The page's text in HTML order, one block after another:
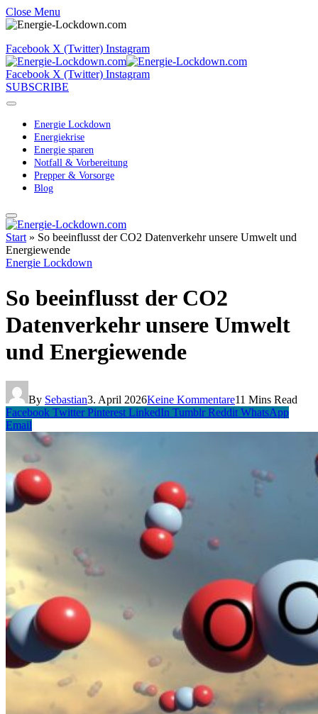
Close Menu
Facebook X (Twitter) Instagram
Facebook X (Twitter) Instagram
SUBSCRIBE
Energie Lockdown
Energiekrise
Energie sparen
Notfall & Vorbereitung
Prepper & Vorsorge
Blog
Start » So beeinflusst der CO2 Datenverkehr unsere Umwelt und
Energiewende
Energie Lockdown
So beeinflusst der CO2
Datenverkehr unsere Umwelt
und Energiewende
By Sebastian3. April 2026Keine Kommentare11 Mins Read
Facebook Twitter Pinterest LinkedIn Tumblr Reddit WhatsApp
Email